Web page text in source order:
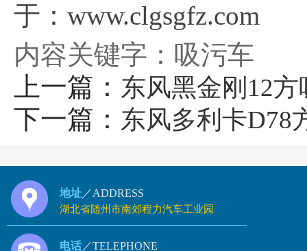
于：www.clgsgfz.com
内容关键字：吸污车
上一篇： 东风黑金刚12方
下一篇： 东风多利卡D78
地址 ／ADDRESS
湖北省随州市南郊程力汽车工业园
电话 ／TELEPHONE